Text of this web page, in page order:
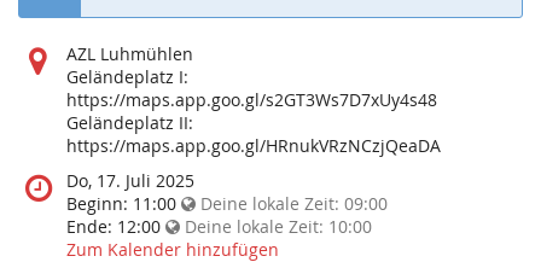
Wo
findet
diese
Veranstaltung
statt?
AZL Luhmühlen
Geländeplatz I:
https://maps.app.goo.gl/s2GT3Ws7D7xUy4s48
Geländeplatz II:
https://maps.app.goo.gl/HRnukVRzNCzjQeaDA
Wann
findet
diese
Veranstaltung
Do, 17. Juli 2025
Beginn: 11:00 Deine lokale Zeit: 09:00
Ende: 12:00 Deine lokale Zeit: 10:00
Zum Kalender hinzufügen